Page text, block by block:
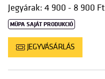
Jegyárak: 4 900 - 8 900 Ft
MÜPA SAJÁT PRODUKCIÓ
JEGYVÁSÁRLÁS